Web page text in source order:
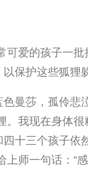
爱的孩子一批
保护这些狐狸
曼莎，孤伶悲
。我现在身体
十三个孩子依
师一句话：“